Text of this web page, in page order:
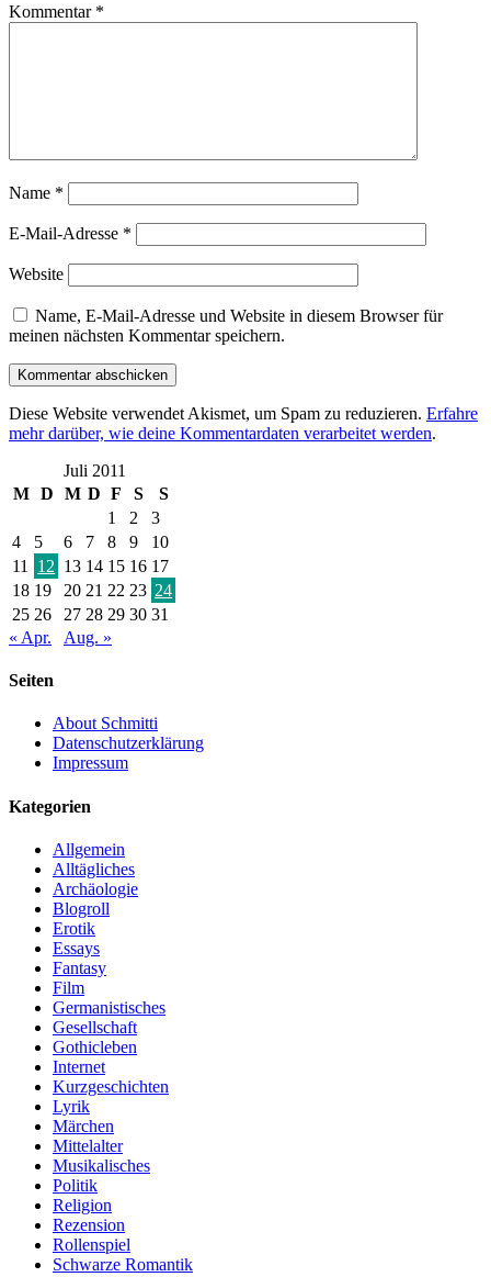
Kommentar *
Name *
E-Mail-Adresse *
Website
Name, E-Mail-Adresse und Website in diesem Browser für
meinen nächsten Kommentar speichern.
Diese Website verwendet Akismet, um Spam zu reduzieren. Erfahre
mehr darüber, wie deine Kommentardaten verarbeitet werden.
Juli 2011
M
D M D F S
S
1
2
3
4
5 6 7 8 9
10
11
12 13 14 15 16 17
18 19 20 21 22 23 24
25 26 27 28 29 30 31
« Apr.
Aug. »
Seiten
About Schmitti
Datenschutzerklärung
Impressum
Kategorien
Allgemein
Alltägliches
Archäologie
Blogroll
Erotik
Essays
Fantasy
Film
Germanistisches
Gesellschaft
Gothicleben
Internet
Kurzgeschichten
Lyrik
Märchen
Mittelalter
Musikalisches
Politik
Religion
Rezension
Rollenspiel
Schwarze Romantik